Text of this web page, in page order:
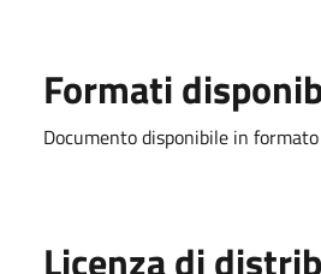
Formati
Documento disponibile in formato
Licenza di